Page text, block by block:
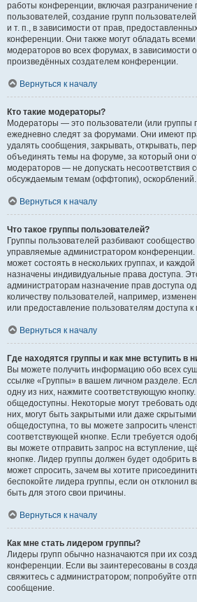
работы конференции, включая разграничение
пользователей, создание групп
и т. п., в зависимости от прав,
конференции. Они также могут обладать
модераторов во всех форумах, в зависимости
произведённых создателем конференции.
Вернуться к началу
Кто такие модераторы?
Модераторы — это пользователи (или группы
ежедневно следят за форумами. Они имеют
удалять сообщения, закрывать, открывать,
объединять темы на форуме, за который они
модераторов — не допускать несоответствия
обсуждаемым темам (оффтопик), оскорблений.
Вернуться к началу
Что такое группы пользователей?
Группы пользователей разбивают сообщество
управляемые администратором
может состоять в нескольких группах, и
назначены индивидуальные права доступа.
администраторам назначение прав доступа
количеству пользователей, например,
или предоставление пользователям доступа
Вернуться к началу
Где находятся группы и как мне вступить в
Вы можете получить информацию обо всех
ссылке «Группы» в вашем личном разделе.
одну из них, нажмите соответствующую
общедоступны. Некоторые могут требовать
них, могут быть закрытыми или даже
общедоступна, то вы можете запросить
соответствующей кнопке. Если требуется
вы можете отправить запрос на вступление,
кнопке. Лидер группы должен будет одобрить
может спросить, зачем вы хотите
беспокойте лидера группы, если он отклонил
быть для этого свои причины.
Вернуться к началу
Как мне стать лидером группы?
Лидеры групп обычно назначаются при их
конференции. Если вы заинтересованы в
свяжитесь с администратором; попробуйте
сообщение.